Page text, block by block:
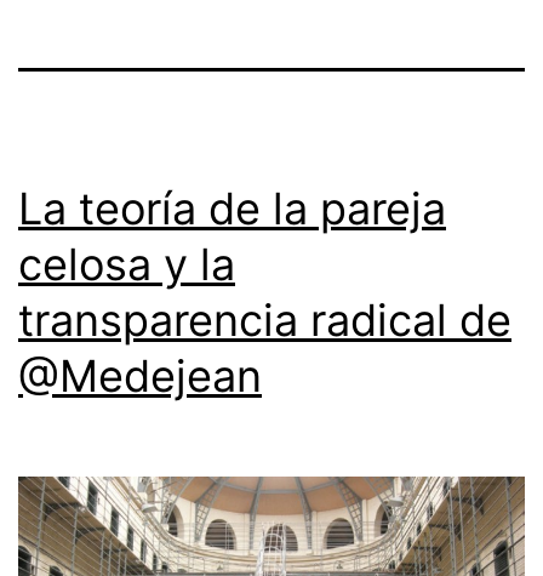
La teoría de la pareja
celosa y la
transparencia radical de
@Medejean